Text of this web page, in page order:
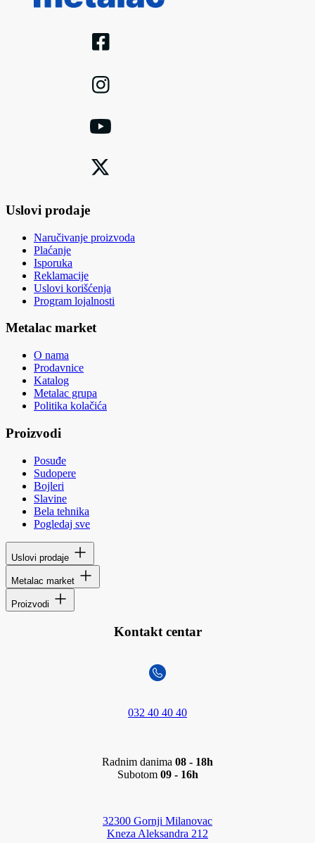
Uslovi prodaje
Naručivanje proizvoda
Plaćanje
Isporuka
Reklamacije
Uslovi korišćenja
Program lojalnosti
Metalac market
O nama
Prodavnice
Katalog
Metalac grupa
Politika kolačića
Proizvodi
Posuđe
Sudopere
Bojleri
Slavine
Bela tehnika
Pogledaj sve
Uslovi prodaje
Metalac market
Proizvodi
Kontakt centar
032 40 40 40
Radnim danima 08 - 18h
Subotom 09 - 16h
32300 Gornji Milanovac
Kneza Aleksandra 212